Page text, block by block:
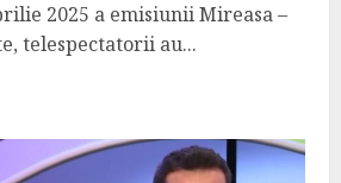
2025 a emisiunii Mireasa –
telespectatorii au...